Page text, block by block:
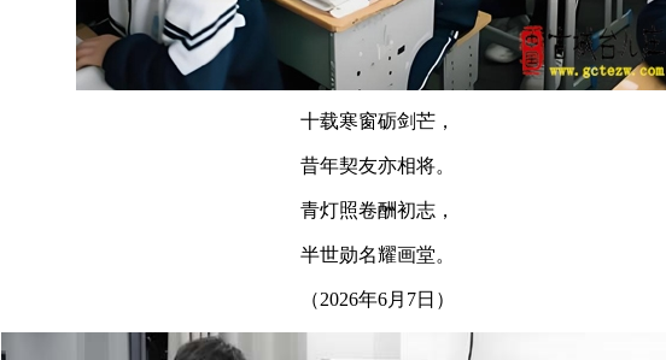
十载寒窗砺剑芒，
昔年契友亦相将。
青灯照卷酬初志，
半世勋名耀画堂。
（2026年6月7日）